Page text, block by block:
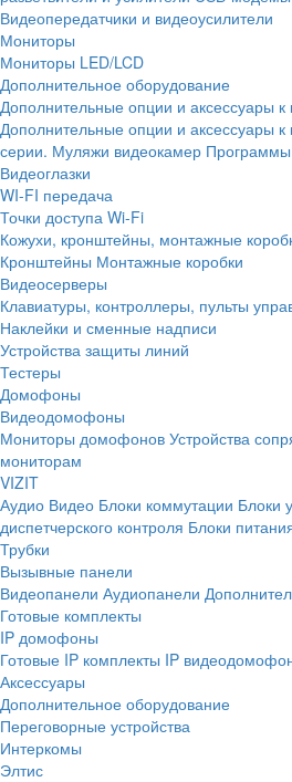
Видеопередатчики и видеоусилители
Мониторы
Мониторы LED/LCD
Дополнительное оборудование
Дополнительные опции и аксессуары
Дополнительные опции и аксессуары
серии. Муляжи видеокамер
Видеоглазки
WI-FI передача
Точки доступа Wi-Fi
Кожухи, кронштейны, монтажные
Кронштейны Монтажные коробки
Видеосерверы
Клавиатуры, контроллеры, пульты
Наклейки и сменные надписи
Устройства защиты линий
Тестеры
Домофоны
Видеодомофоны
Мониторы домофонов Устройства
мониторам
VIZIT
Аудио Видео Блоки коммутации Блоки
диспетчерского контроля Блоки
Трубки
Вызывные панели
Видеопанели Аудиопанели
Готовые комплекты
IP домофоны
Готовые IP комплекты IP
Аксессуары
Дополнительное оборудование
Переговорные устройства
Интеркомы
Элтис